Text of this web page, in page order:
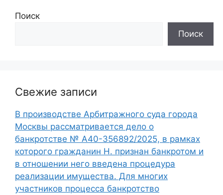
Поиск
Поиск
Свежие записи
В производстве Арбитражного суда города
Москвы рассматривается дело о
банкротстве № А40-356892/2025, в рамках
которого гражданин Н. признан банкротом и
в отношении него введена процедура
реализации имущества. Для многих
участников процесса банкротство